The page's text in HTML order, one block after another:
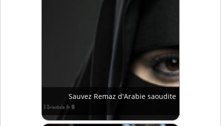
Sauvez Remaz d'Arabie saoudite